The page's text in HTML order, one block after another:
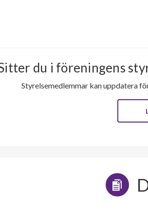
du i föreningens
Styrelsemedlemmar kan uppdatera